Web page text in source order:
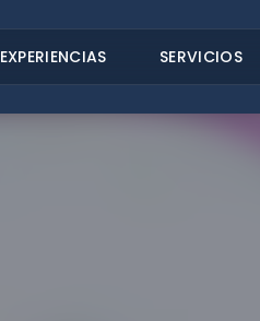
EXPERIENCIAS SERVICIOS